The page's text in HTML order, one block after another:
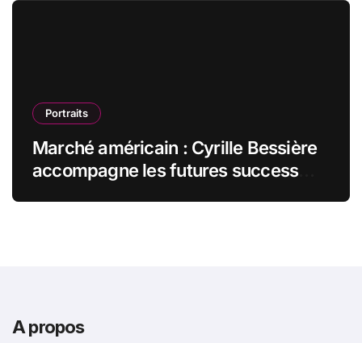
Portraits
Marché américain : Cyrille Bessière
accompagne les futures success
A propos